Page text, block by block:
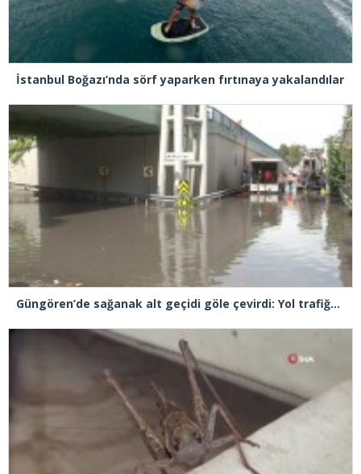
İstanbul Boğazı’nda sörf yaparken fırtınaya yakalandılar
Güngören’de sağanak alt geçidi göle çevirdi: Yol trafiğe kapatıldı